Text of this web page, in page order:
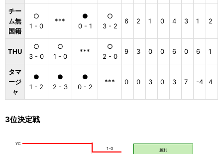
チー
ム無
国籍
○
1 - 0
***
●
0 - 1
○
3 - 2
6 2 1 0 4 3 1 2
THU
○
3 - 0
○
1 - 0
***
○
2 - 0
9 3 0 0 6 0 6 1
タマ
ージ
ャ
●
1 - 2
●
2 - 3
●
0 - 2
*** 0 0 3 0 3 7 -4 4
3位決定戦